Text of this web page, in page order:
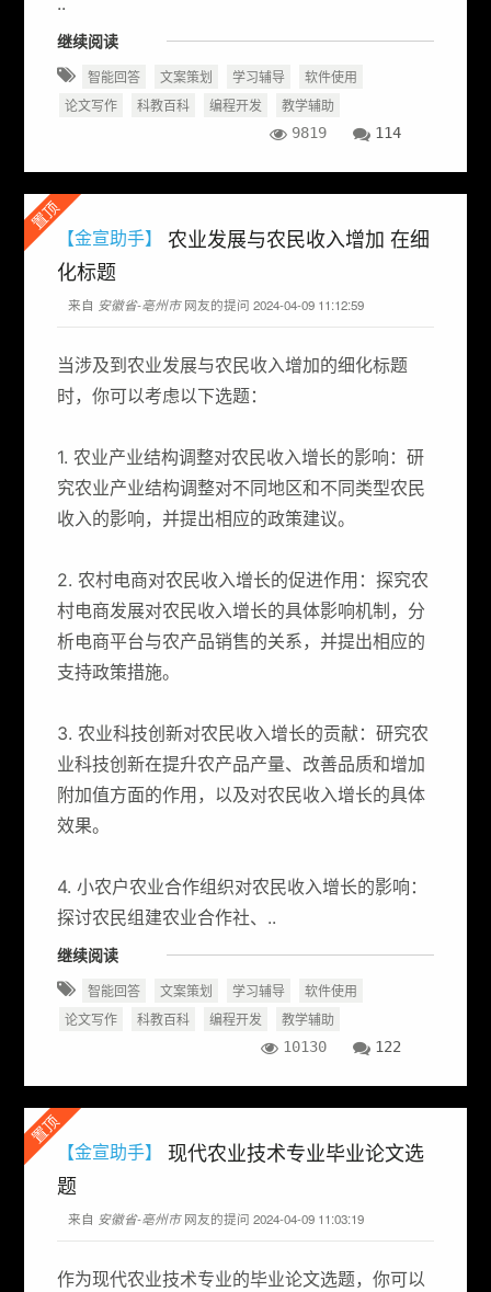
继续阅读
智能回答 文案策划 学习辅导
软件使用
论文写作
科教百科 编程开发 教学辅助
9819 114
置顶
【金宣助手】
农业发展与农民收入增加 在细
化标题
来自 安徽省-亳州市网友的提问 2024-04-09 11:12:59
当涉及到农业发展与农民收入增加的细化标题
时，你可以考虑以下选题：
1. 农业产业结构调整对农民收入增长的影响：研
究农业产业结构调整对不同地区和不同类型农民
收入的影响，并提出相应的政策建议。
2. 农村电商对农民收入增长的促进作用：探究农
村电商发展对农民收入增长的具体影响机制，分
析电商平台与农产品销售的关系，并提出相应的
支持政策措施。
3. 农业科技创新对农民收入增长的贡献：研究农
业科技创新在提升农产品产量、改善品质和增加
附加值方面的作用，以及对农民收入增长的具体
效果。
4. 小农户农业合作组织对农民收入增长的影响：
探讨农民组建农业合作社、..
继续阅读
智能回答 文案策划 学习辅导
软件使用
论文写作
科教百科 编程开发 教学辅助
10130 122
置顶
【金宣助手】
现代农业技术专业毕业论文选
题
来自 安徽省-亳州市网友的提问 2024-04-09 11:03:19
作为现代农业技术专业的毕业论文选题，你可以